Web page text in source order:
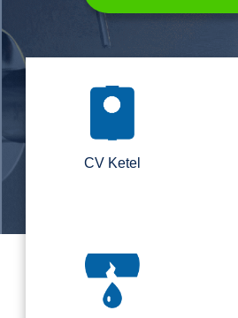
CV Ketel